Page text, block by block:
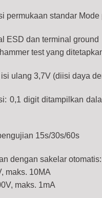
permukaan standar Mode
ESD dan terminal ground
test yang
ulang 3,7V (diisi daya
0,1 digit ditampilkan
15s/30s/60s
dengan sakelar otomatis:
maks. 10MA
maks. 1mA